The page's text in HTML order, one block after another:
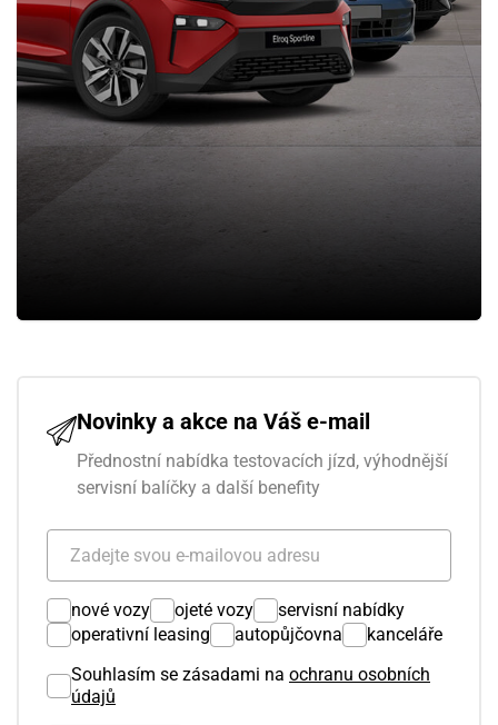
Novinky a akce na Váš e-mail
Přednostní nabídka testovacích jízd, výhodnější
servisní balíčky a další benefity
nové vozy ojeté vozy
servisní nabídky
operativní leasing
autopůjčovna
kanceláře
Souhlasím se zásadami na ochranu osobních
údajů